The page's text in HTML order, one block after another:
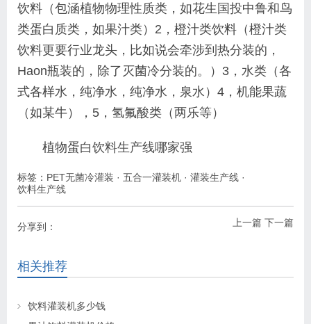
饮料（包涵植物物理性质类，如花生国投中鲁和鸟
类蛋白质类，如果汁类）2，橙汁类饮料（橙汁类
饮料更要行业龙头，比如说会牵涉到热分装的，
Haon瓶装的，除了灭菌冷分装的。）3，水类（各
式各样水，纯净水，纯净水，泉水）4，机能果蔬
（如某牛），5，氢氟酸类（两乐等）
植物蛋白饮料生产线哪家强
标签： PET无菌冷灌装 · 五合一灌装机 · 灌装生产线 ·
饮料生产线
上一篇 下一篇
分享到：
相关推荐
饮料灌装机多少钱